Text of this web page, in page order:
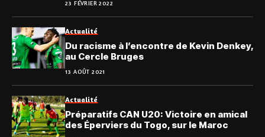
23 FÉVRIER 2022
Actualité
Du racisme à l’encontre de Kevin Denkey,
au Cercle Bruges
13 AOÛT 2021
Actualité
Préparatifs CAN U20: Victoire en amical
des Éperviers du Togo, sur le Maroc